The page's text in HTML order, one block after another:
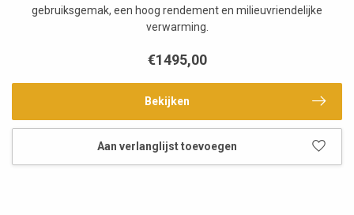
gebruiksgemak, een hoog rendement en milieuvriendelijke
verwarming.
€1495,00
Bekijken
Aan verlanglijst toevoegen